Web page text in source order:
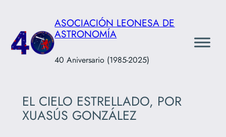
contenido
ASOCIACIÓN LEONESA DE
ASTRONOMÍA
40 Aniversario (1985-2025)
EL CIELO ESTRELLADO, POR
XUASÚS GONZÁLEZ